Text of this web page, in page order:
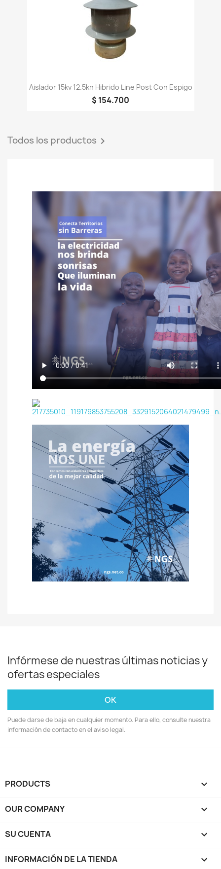
Aislador 15kv 12.5kn Hibrido Line Post Con Espigo
$ 154.700
Todos los productos 
Infórmese de nuestras últimas noticias y
ofertas especiales
Puede darse de baja en cualquier momento. Para ello, consulte nuestra
información de contacto en el aviso legal.
PRODUCTS 
OUR COMPANY 
SU CUENTA 
INFORMACIÓN DE LA TIENDA keyboard_arrow_down